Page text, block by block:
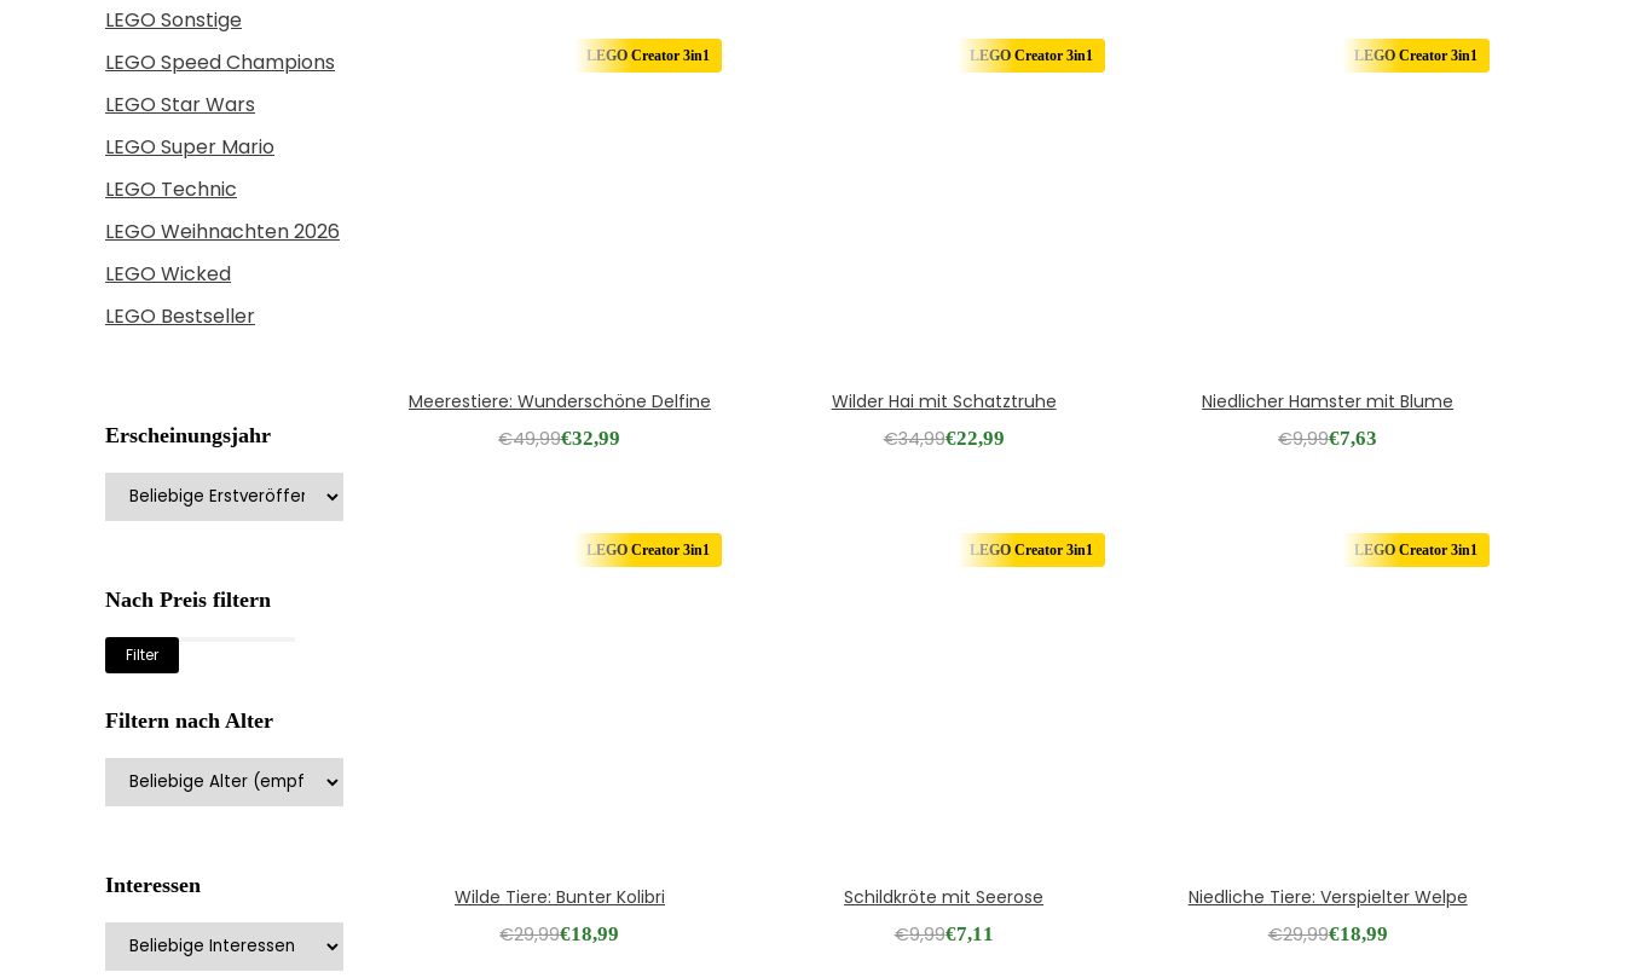
LEGO Creator 3in1
Meerestiere: Wunderschöne Delfine
€49,99€32,99
LEGO Creator 3in1
Wilder Hai mit Schatztruhe
€34,99€22,99
LEGO Creator 3in1
Niedlicher Hamster mit Blume
€9,99€7,63
LEGO Creator 3in1
Wilde Tiere: Bunter Kolibri
€29,99€18,99
LEGO Creator 3in1
Schildkröte mit Seerose
€9,99€7,11
LEGO Creator 3in1
Niedliche Tiere: Verspielter Welpe
€29,99€18,99
LEGO Sonstige
LEGO Speed Champions
LEGO Star Wars
LEGO Super Mario
LEGO Technic
LEGO Weihnachten 2026
LEGO Wicked
LEGO Bestseller
Erscheinungsjahr
Nach Preis filtern
Min.
Preis
Max.
Preis
Filter
Filtern nach Alter
Interessen